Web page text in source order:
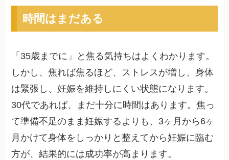
時間はまだある
「35歳までに」と焦る気持ちはよくわかります。
しかし、焦れば焦るほど、ストレスが増し、身体
は緊張し、妊娠を維持しにくい状態になります。
30代であれば、まだ十分に時間はあります。焦っ
て準備不足のまま妊娠するよりも、3ヶ月から6ヶ
月かけて身体をしっかりと整えてから妊娠に臨む
方が、結果的には成功率が高まります。